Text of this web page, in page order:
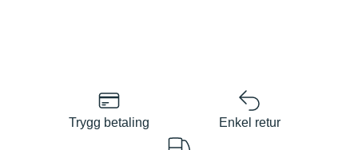
Trygg betaling Enkel retur